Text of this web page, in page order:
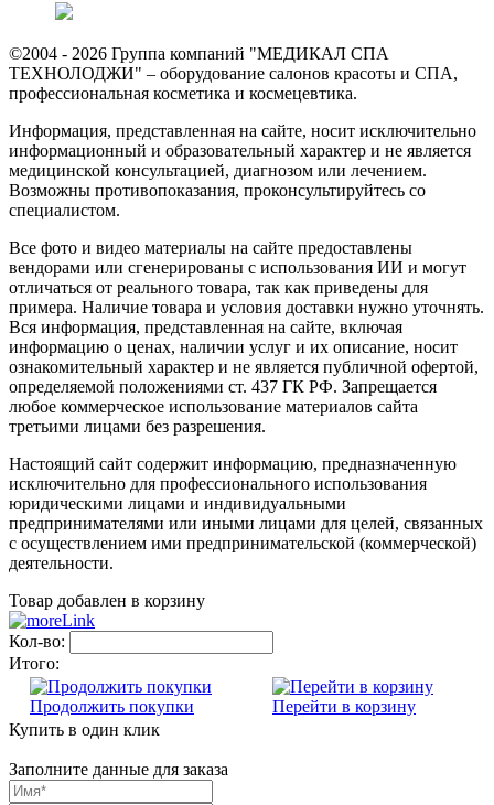
©2004 - 2026 Группа компаний "МЕДИКАЛ СПА
ТЕХНОЛОДЖИ" – оборудование салонов красоты и СПА,
профессиональная косметика и космецевтика.
Информация, представленная на сайте, носит исключительно
информационный и образовательный характер и не является
медицинской консультацией, диагнозом или лечением.
Возможны противопоказания, проконсультируйтесь со
специалистом.
Все фото и видео материалы на сайте предоставлены
вендорами или сгенерированы с использования ИИ и могут
отличаться от реального товара, так как приведены для
примера. Наличие товара и условия доставки нужно уточнять.
Вся информация, представленная на сайте, включая
информацию о ценах, наличии услуг и их описание, носит
ознакомительный характер и не является публичной офертой,
определяемой положениями ст. 437 ГК РФ. Запрещается
любое коммерческое использование материалов сайта
третьими лицами без разрешения.
Настоящий сайт содержит информацию, предназначенную
исключительно для профессионального использования
юридическими лицами и индивидуальными
предпринимателями или иными лицами для целей, связанных
с осуществлением ими предпринимательской (коммерческой)
деятельности.
Товар добавлен в корзину
Кол-во:
Итого:
Продолжить покупки
Перейти в корзину
Купить в один клик
Заполните данные для заказа